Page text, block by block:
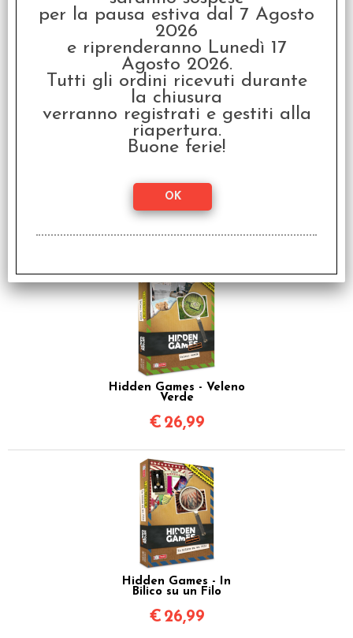
Ucciso Isabella Vega?
€12,99
Omicidio di una
Milionaria
Hidden Games - Veleno
Verde
€ 26,99
Hidden Games - In
Bilico su un Filo
€ 26,99
per la pausa estiva dal 7 Agosto
2026
e riprenderanno Lunedì 17
Agosto 2026.
Tutti gli ordini ricevuti durante
la chiusura
verranno registrati e gestiti alla
riapertura.
Buone ferie!